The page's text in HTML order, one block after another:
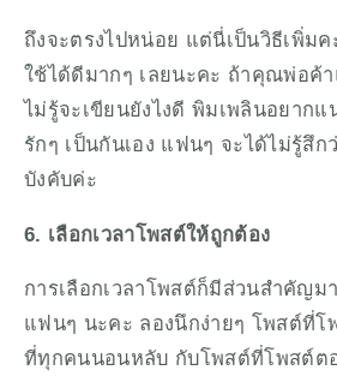
ถึงจะตรงไปหน่อย แต่นี่เป็นวิธีเพิ่ม
ใช้ได้ดีมากๆ เลยนะคะ ถ้าคุณพ่อค้
ไม่รู้จะเขียนยังไงดี พิมเพลินอยาก
รักๆ เป็นกันเอง แฟนๆ จะได้ไม่รู้สึ
บังคับค่ะ
6. เลือกเวลาโพสต์ให้ถูกต้อง
การเลือกเวลาโพสต์ก็มีส่วนสำคัญม
แฟนๆ นะคะ ลองนึกง่ายๆ โพสต์ที่
ที่ทุกคนนอนหลับ กับโพสต์ที่โพสต์ต